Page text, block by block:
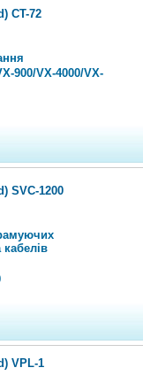
CT-72
900/VX-4000/VX-
SVC-1200
кабелів
VPL-1